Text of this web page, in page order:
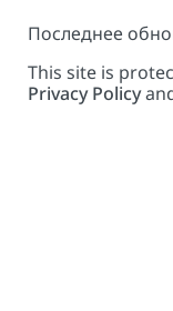
Последнее
This site is
Privacy Policy